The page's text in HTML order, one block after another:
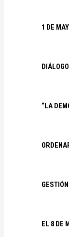
1 DE
“LA
EL 8 DE